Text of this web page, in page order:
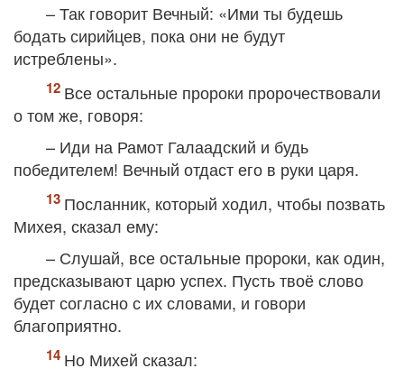
– Так говорит Вечный: «Ими ты будешь
бодать сирийцев, пока они не будут
истреблены».
Все остальные пророки пророчествовали
о том же, говоря:
– Иди на Рамот Галаадский и будь
победителем! Вечный отдаст его в руки царя.
Посланник, который ходил, чтобы позвать
Михея, сказал ему:
– Слушай, все остальные пророки, как один,
предсказывают царю успех. Пусть твоё слово
будет согласно с их словами, и говори
благоприятно.
Но Михей сказал: